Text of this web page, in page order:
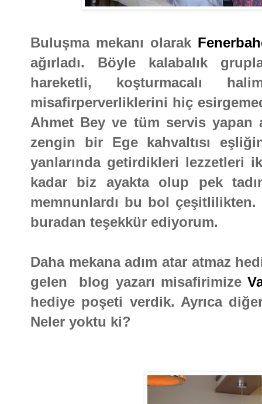
Buluşma mekanı olarak
ağırladı. Böyle kalabalık
hareketli, koşturmacalı
misafirperverliklerini hiç
Ahmet Bey ve tüm servis yapan
zengin bir Ege kahvaltısı
yanlarında getirdikleri lezzetleri
kadar biz ayakta olup pek
memnunlardı bu bol
buradan teşekkür ediyorum.
Daha mekana adım atar atmaz
gelen blog yazarı misafirimize
hediye poşeti verdik. Ayrıca
Neler yoktu ki?